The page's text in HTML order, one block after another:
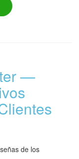
—
de los